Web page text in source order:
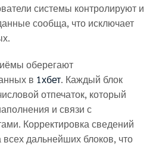
системы контролируют и
сообща, что исключает
оберегают
в 1хбет. Каждый блок
отпечаток, который
и связи с
Корректировка сведений
всех дальнейших блоков, что